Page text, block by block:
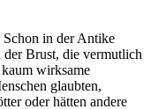
in der Antike
der Brust, die vermutlich
wirksame
glaubten,
oder hätten andere